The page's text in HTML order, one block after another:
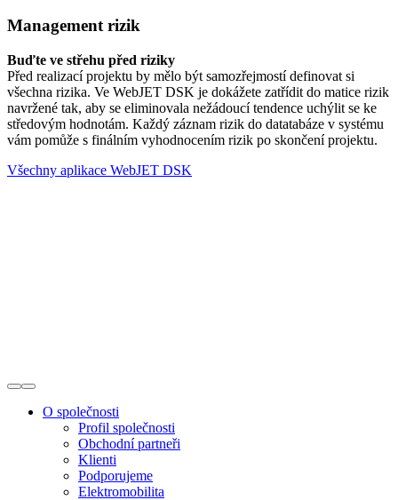
Management rizik
Buďte ve střehu před riziky
Před realizací projektu by mělo být samozřejmostí definovat si
všechna rizika. Ve WebJET DSK je dokážete zatřídit do matice rizik
navržené tak, aby se eliminovala nežádoucí tendence uchýlit se ke
středovým hodnotám. Každý záznam rizik do datatabáze v systému
vám pomůže s finálním vyhodnocením rizik po skončení projektu.
Všechny aplikace WebJET DSK
O společnosti
Profil společnosti
Obchodní partneři
Klienti
Podporujeme
Elektromobilita